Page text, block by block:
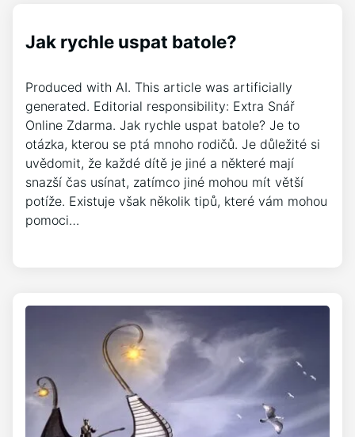
Jak rychle uspat batole?
Produced with AI. This article was artificially
generated. Editorial responsibility: Extra Snář
Online Zdarma. Jak rychle uspat batole? Je to
otázka, kterou se ptá mnoho rodičů. Je důležité si
uvědomit, že každé dítě je jiné a některé mají
snazší čas usínat, zatímco jiné mohou mít větší
potíže. Existuje však několik tipů, které vám mohou
pomoci…